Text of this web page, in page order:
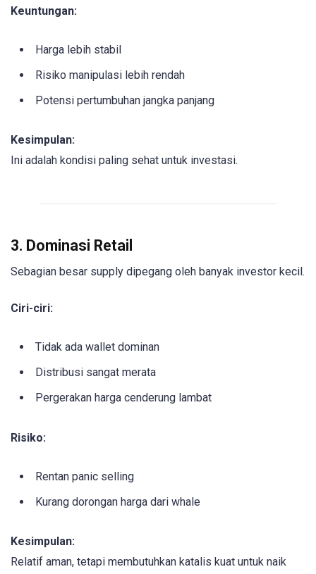
Keuntungan:
Harga lebih stabil
Risiko manipulasi lebih rendah
Potensi pertumbuhan jangka panjang
Kesimpulan:
Ini adalah kondisi paling sehat untuk investasi.
3. Dominasi Retail
Sebagian besar supply dipegang oleh banyak investor kecil.
Ciri-ciri:
Tidak ada wallet dominan
Distribusi sangat merata
Pergerakan harga cenderung lambat
Risiko:
Rentan panic selling
Kurang dorongan harga dari whale
Kesimpulan:
Relatif aman, tetapi membutuhkan katalis kuat untuk naik